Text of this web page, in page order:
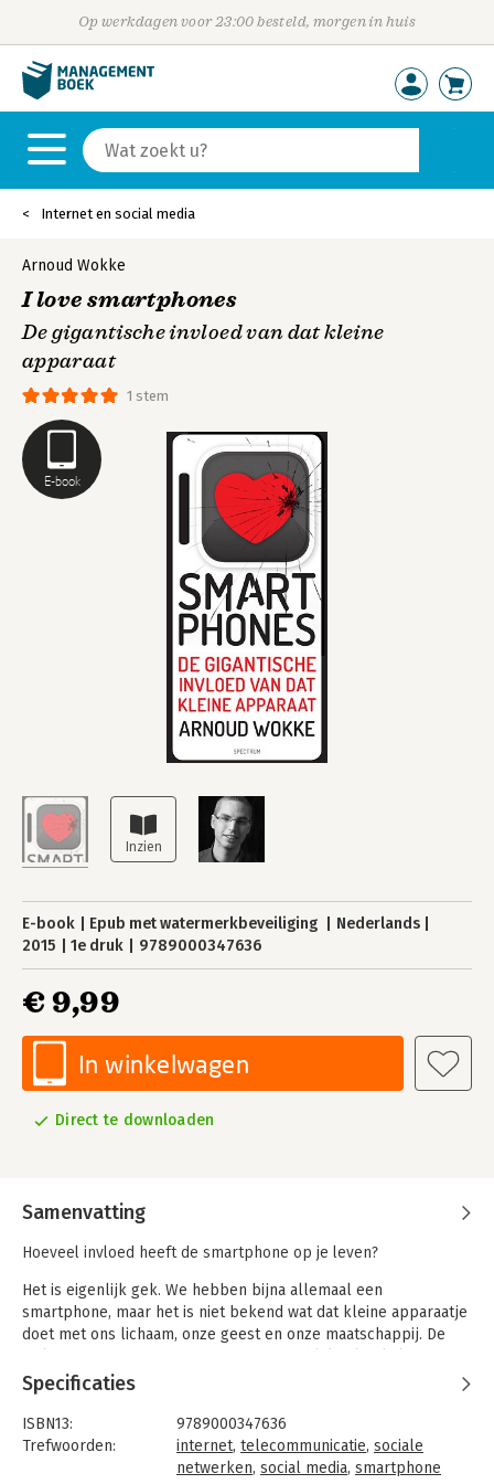
Op werkdagen voor 23:00 besteld, morgen in huis
Internet en social media
E-book
1 stem
Arnoud Wokke
I love smartphones
De gigantische invloed van dat kleine
apparaat
E-book Epub met watermerkbeveiliging
Nederlands
2015
1e druk 9789000347636
€ 9,99
In winkelwagen
Direct te downloaden
Samenvatting
Hoeveel invloed heeft de smartphone op je leven?
Het is eigenlijk gek. We hebben bijna allemaal een
smartphone, maar het is niet bekend wat dat kleine apparaatje
doet met ons lichaam, onze geest en onze maatschappij. De
alle effecten die er zijn.
- Hoe komt het dat we binnen een paar jaar zo afhankelijk zijn
geworden van de smartphone?
- Is het wel goed dat we de hele dag door in contact met
Specificaties
ISBN13:
9789000347636
Trefwoorden:
internet, telecommunicatie, sociale
netwerken, social media, smartphone